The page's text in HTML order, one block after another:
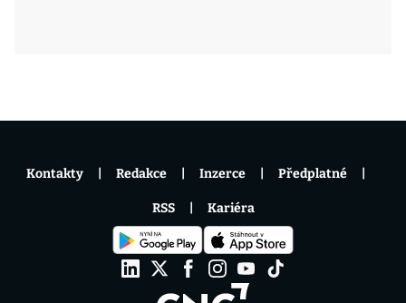
Kontakty Redakce Inzerce Předplatné
RSS Kariéra